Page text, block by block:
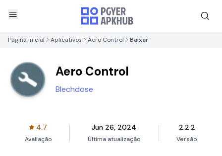
Página inicial Aplicativos Aero Control Baixar
Aero Control
Blechdose
4.7
Avaliação
Jun 26, 2024
Última atualização
2.2.2
Versão